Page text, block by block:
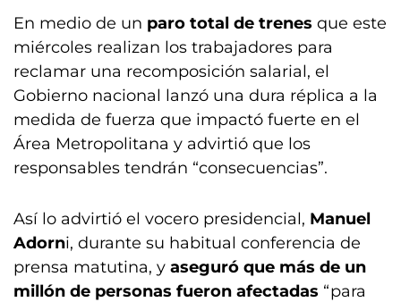
En medio de un paro total de trenes que este
miércoles realizan los trabajadores para
reclamar una recomposición salarial, el
Gobierno nacional lanzó una dura réplica a la
medida de fuerza que impactó fuerte en el
Área Metropolitana y advirtió que los
responsables tendrán “consecuencias”.
Así lo advirtió el vocero presidencial, Manuel
Adorni, durante su habitual conferencia de
prensa matutina, y aseguró que más de un
millón de personas fueron afectadas “para